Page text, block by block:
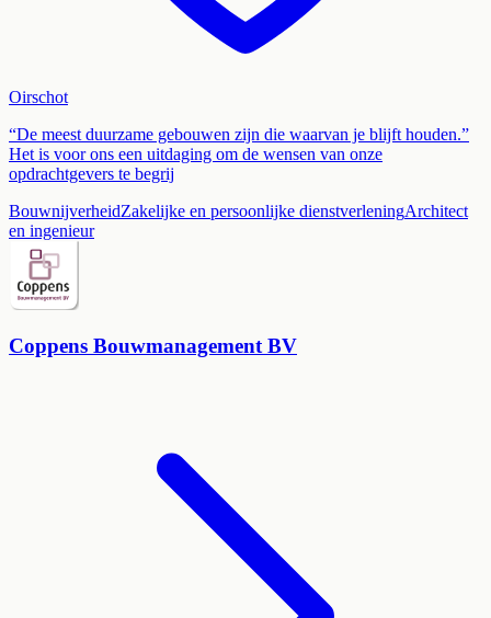
Oirschot
“De meest duurzame gebouwen zijn die waarvan je blijft houden.”
Het is voor ons een uitdaging om de wensen van onze
opdrachtgevers te begrij
BouwnijverheidZakelijke en persoonlijke dienstverleningArchitect
en ingenieur
Coppens Bouwmanagement BV